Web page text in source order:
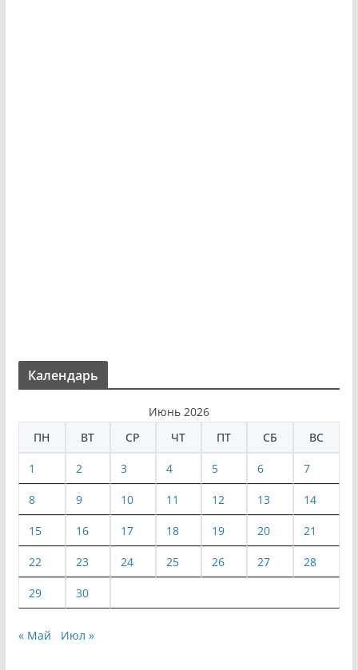
Календарь
Июнь 2026
ПН
ВТ СР ЧТ ПТ СБ ВС
1 2 3 4 5 6 7
8 9 10 11 12 13 14
15 16 17 18 19 20 21
22 23 24 25 26 27 28
29 30
« Май Июл »